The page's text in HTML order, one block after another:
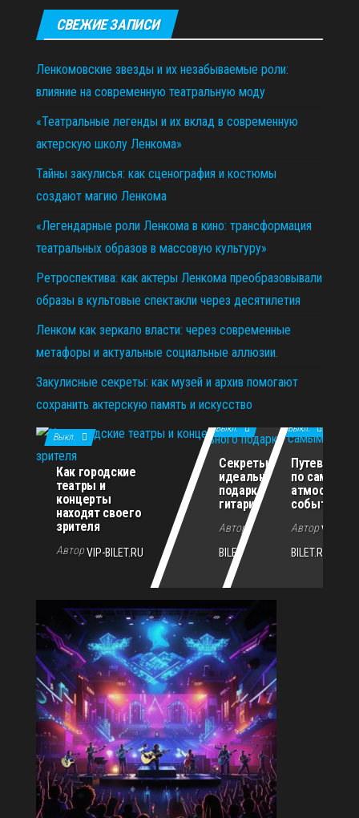
СВЕЖИЕ ЗАПИСИ
Ленкомовские звезды и их незабываемые роли:
влияние на современную театральную моду
«Театральные легенды и их вклад в современную
актерскую школу Ленкома»
Тайны закулисья: как сценография и костюмы
создают магию Ленкома
«Легендарные роли Ленкома в кино: трансформация
театральных образов в массовую культуру»
Ретроспектива: как актеры Ленкома преобразовывали
образы в культовые спектакли через десятилетия
Ленком как зеркало власти: через современные
метафоры и актуальные социальные аллюзии.
Закулисные секреты: как музей и архив помогают
сохранить актерскую память и искусство
02.07.2026
Выкл.
Как городские
театры и
концерты
находят своего
зрителя
АвторVIP-BILET.RU
11.12.2025
Выкл.
Секреты
идеального
подарка для
гитариста
Автор VIP-
BILET.RU
Выкл.
по самым
событиям
АвторVIP-
BILET.RU